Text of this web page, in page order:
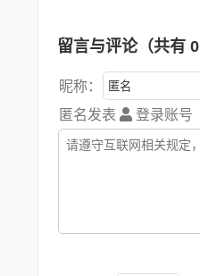
留言与评论（共有 0
昵称：
匿名发表
登录账号